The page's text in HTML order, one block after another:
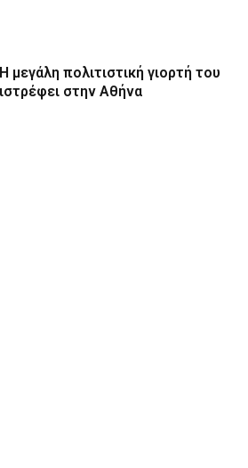
μεγάλη πολιτιστική γιορτή του
στην Αθήνα